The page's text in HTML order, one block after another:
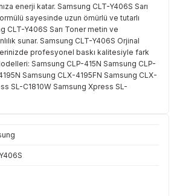
Sharp
Toshiba
Triumph Adler
Toshiba
Triumph Adler
Utax
enerji katar. Samsung CLT-Y406S Sarı
sayesinde uzun ömürlü ve tutarlı
CLT-Y406S Sarı Toner metin ve
sunar. Samsung CLT-Y406S Orjinal
profesyonel baskı kalitesiyle fark
Samsung CLP-415N Samsung CLP-
Samsung CLX-4195FN Samsung CLX-
SL-C1810W Samsung Xpress SL-